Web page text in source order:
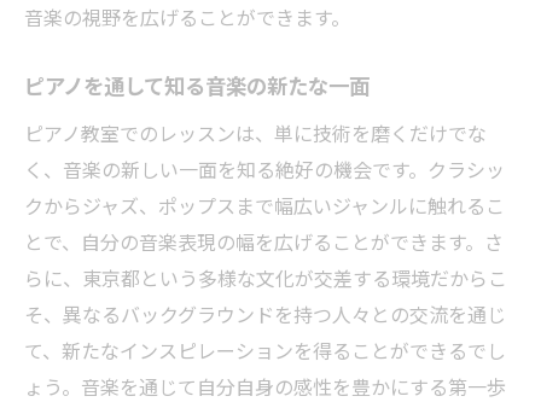
音楽の視野を広げることができます。
ピアノを通して知る音楽の新たな一面
ピアノ教室でのレッスンは、単に技術を磨くだけでな
く、音楽の新しい一面を知る絶好の機会です。クラシッ
クからジャズ、ポップスまで幅広いジャンルに触れるこ
とで、自分の音楽表現の幅を広げることができます。さ
らに、東京都という多様な文化が交差する環境だからこ
そ、異なるバックグラウンドを持つ人々との交流を通じ
て、新たなインスピレーションを得ることができるでし
ょう。音楽を通じて自分自身の感性を豊かにする第一歩